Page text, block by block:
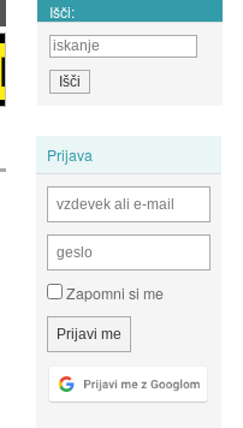
Išči:
Prijava
Zapomni si me